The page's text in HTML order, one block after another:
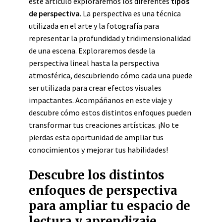
de perspectiva. La perspectiva es una técnica
utilizada en el arte y la fotografía para
representar la profundidad y tridimensionalidad
de una escena. Exploraremos desde la
perspectiva lineal hasta la perspectiva
atmosférica, descubriendo cómo cada una puede
ser utilizada para crear efectos visuales
impactantes. Acompáñanos en este viaje y
descubre cómo estos distintos enfoques pueden
transformar tus creaciones artísticas. ¡No te
pierdas esta oportunidad de ampliar tus
conocimientos y mejorar tus habilidades!
Descubre los distintos
enfoques de perspectiva
para ampliar tu espacio de